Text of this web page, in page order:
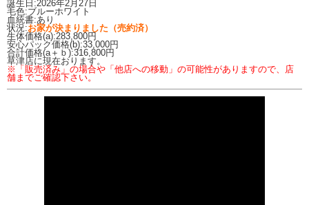
誕生日:2026年2月27日
毛色:ブルーホワイト
血統書:あり
状況:お家が決まりました（売約済）
生体価格(a):283,800円
安心パック価格(b):33,000円
合計価格(a＋ｂ):316,800円
草津店に現在おります。
※「販売済み」の場合や「他店への移動」の可能性がありますので、店
舗までご確認下さい。